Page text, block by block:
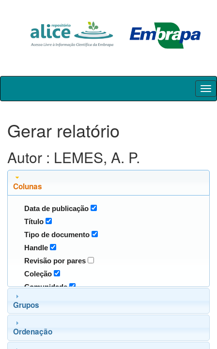
Skip
Gerar relatório
Autor : LEMES, A. P.
Colunas
Data de publicação
Título
Tipo de documento
Handle
Revisão por pares
Coleção
Comunidade
Grupos
Ordenação